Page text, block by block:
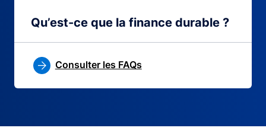
Qu’est-ce que la finance durable ?
Consulter les FAQs